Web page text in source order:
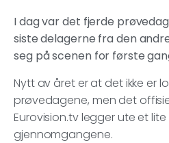
I dag var det fjerde
siste delagerne fra den
seg på scenen for første
Nytt av året er at det ikke er
prøvedagene, men det
Eurovision.tv legger ute et
gjennomgangene.